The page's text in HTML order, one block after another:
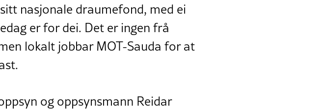
nasjonale draumefond, med ei
er for dei. Det er ingen frå
lokalt jobbar MOT-Sauda for at
og oppsynsmann Reidar